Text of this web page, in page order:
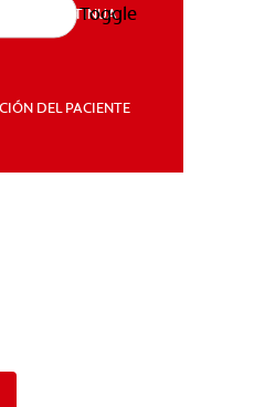
EDUCACIÓN CONTINUA
EDUCACIÓN DEL PACIENTE
CONTINUA
DEL PACIENTE
Toggle
las y los
de